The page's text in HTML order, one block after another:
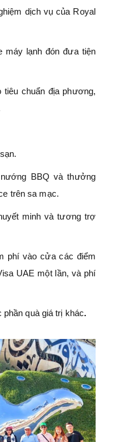
dịch vụ của Royal
máy lạnh đón đưa tiện
chuẩn địa phương,
BBQ và thưởng
trên sa mạc.
minh và tương trợ
phí vào cửa các điểm
UAE một lần, và phí
phần quà giá trị khác.